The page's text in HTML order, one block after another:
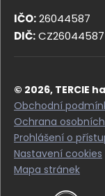
IČO:26044587
DIČ:CZ26044587
© 2026, TERCIE
Obchodní
Ochrana
Prohlášení o
Nastavení cookies
Mapa stránek